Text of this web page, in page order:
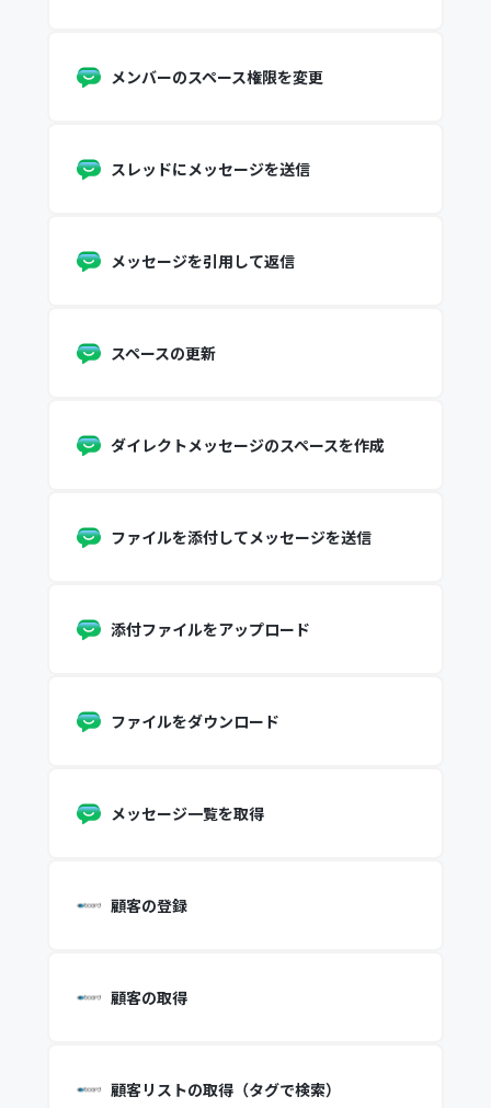
メンバーのスペース権限を変更
スレッドにメッセージを送信
メッセージを引用して返信
スペースの更新
ダイレクトメッセージのスペースを作成
ファイルを添付してメッセージを送信
添付ファイルをアップロード
ファイルをダウンロード
メッセージ一覧を取得
顧客の登録
顧客の取得
顧客リストの取得（タグで検索）